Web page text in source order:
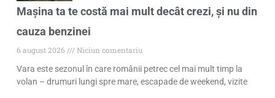
Mașina ta te costă mai mult decât crezi, și nu din
cauza benzinei
6 august 2026
Niciun comentariu
Vara este sezonul în care românii petrec cel mai mult timp la
volan – drumuri lungi spre mare, escapade de weekend, vizite